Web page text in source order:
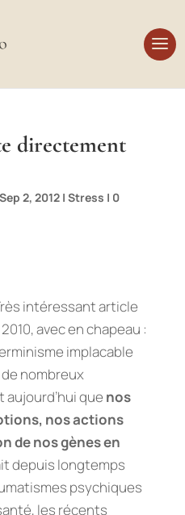
directement
Sep 2, 2012| Stress | 0
intéressant article
avec en chapeau :
implacable
nombreux
que nos
nos actions
de nos gènes en
depuis longtemps
psychiques
les récents